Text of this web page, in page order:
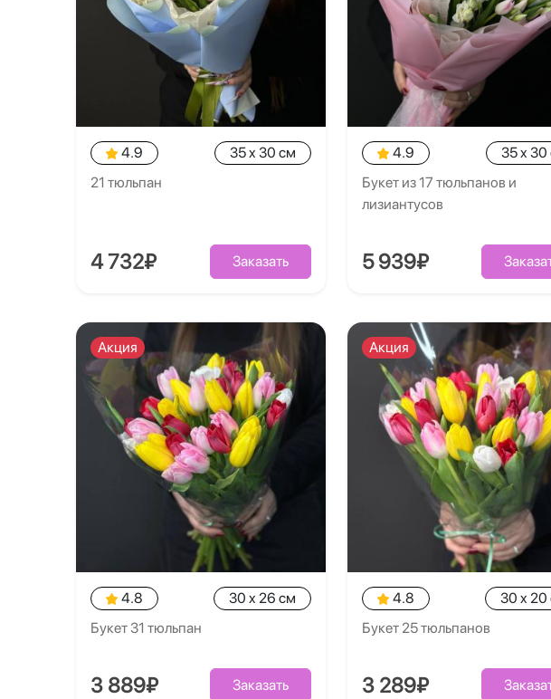
4.9
35 x 30 см
21 тюльпан
4 732₽ Заказать
4.9
35 x 30
Букет из 17 тюльпанов и
лизиантусов
5 939₽
Акция
4.8
30 x 26 см
Букет 31 тюльпан
3 889₽ Заказать
Акция
4.8
30 x 20
Букет 25 тюльпанов
3 289₽